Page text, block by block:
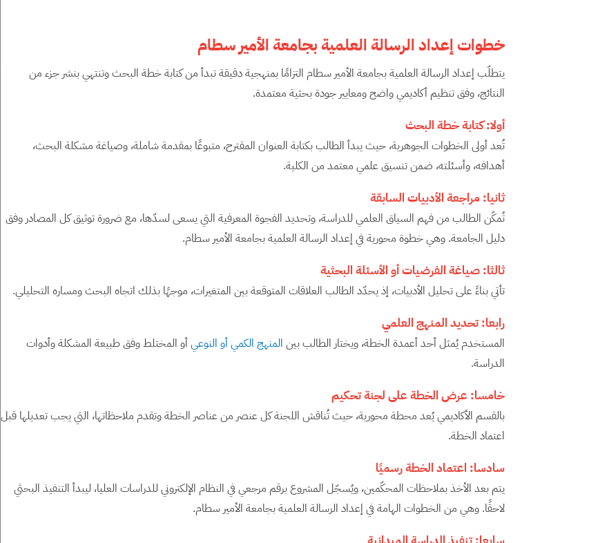
خطوات إعداد الرسالة العلمية بجامعة الأمير سطام
يتطلّب إعداد الرسالة العلمية بجامعة الأمير سطام التزامًا بمنهجية دقيقة تبدأ من كتابة خطة البحث وتنتهي بنشر جزء من
النتائج، وفق تنظيم أكاديمي واضح ومعايير جودة بحثية معتمدة.
أولا: كتابةخطة البحث
تُعد أولى الخطوات الجوهرية، حيث يبدأ الطالب بكتابة العنوان المقترح، متبوعًا بمقدمة شاملة، وصياغة مشكلة البحث،
أهدافه، وأسئلته، ضمن تنسيق علمي معتمد من الكلية.
ثانيا: مراجعة الأدبيات السابقة
تُمكّن الطالب من فهم السياق العلمي للدراسة، وتحديد الفجوة المعرفية التي يسعى لسدّها، مع ضرورة توثيق كل المصادر وفق
دليل الجامعة. وهي خطوة محورية في إعداد الرسالة العلمية بجامعة الأمير سطام.
ثالثا: صياغة الفرضيات أو الأسئلة البحثية
تأتي بناءً على تحليل الأدبيات، إذ يحدّد الطالب العلاقات المتوقعة بين المتغيرات، موجهًا بذلك اتجاه البحث ومساره التحليلي.
رابعا: تحديد المنهج العلمي
المستخدم يُمثل أحد أعمدة الخطة، ويختار الطالب بين المنهج الكمي أو النوعيأو المختلط وفق طبيعة المشكلة وأدوات
الدراسة.
خامسا: عرض الخطة على لجنة تحكيم
بالقسم الأكاديمي يُعد محطة محورية، حيث تُناقش اللجنة كل عنصر من عناصر الخطة وتقدم ملاحظاتها، التي يجب تعديلها قبل
اعتماد الخطة.
سادسا: اعتماد الخطة رسميًا
يتم بعد الأخذ بملاحظات المحكّمين، ويُسجّل المشروع برقم مرجعي في النظام الإلكتروني للدراسات العليا، ليبدأ التنفيذ البحثي
لاحقًا. وهي من الخطوات الهامة في إعداد الرسالة العلمية بجامعة الأمير سطام.